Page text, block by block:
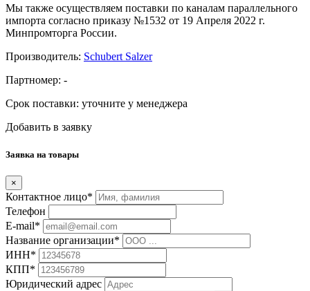
Мы также осуществляем поставки по каналам параллельного
импорта согласно приказу №1532 от 19 Апреля 2022 г.
Минпромторга России.
Производитель: Schubert Salzer
Партномер: -
Срок поставки: уточните у менеджера
Добавить в заявку
Заявка на товары
×
Контактное лицо*
Телефон
E-mail*
Название организации*
ИНН*
КПП*
Юридический адрес